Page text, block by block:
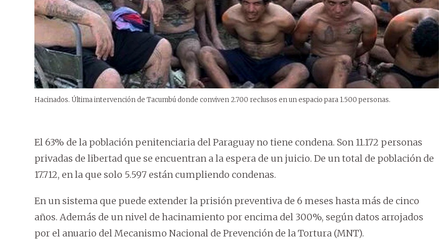
Hacinados. Última intervención de Tacumbú donde conviven 2.700 reclusos en un espacio para 1.500 personas.
El 63% de la población penitenciaria del Paraguay no tiene condena. Son 11.172 personas
privadas de libertad que se encuentran a la espera de un juicio. De un total de población de
17.712, en la que solo 5.597 están cumpliendo condenas.
En un sistema que puede extender la prisión preventiva de 6 meses hasta más de cinco
años. Además de un nivel de hacinamiento por encima del 300%, según datos arrojados
por el anuario del Mecanismo Nacional de Prevención de la Tortura (MNT).